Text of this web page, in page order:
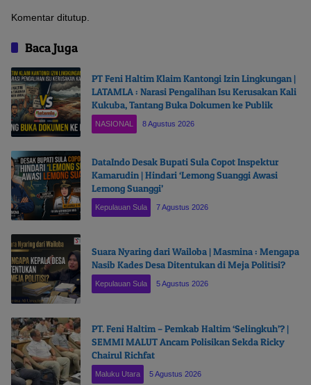
Komentar ditutup.
Baca Juga
PT Feni Haltim Klaim Kantongi Izin Lingkungan |
LATAMLA : Narasi Pengalihan Isu Kerusakan Kali
Kukuba, Tantang Buka Dokumen ke Publik
NASIONAL 8 Agustus 2026
DataIndo Desak Bupati Sula Copot Inspektur
Kamarudin | Hindari ‘Lemong Suanggi Awasi
Lemong Suanggi’
Kepulauan Sula 7 Agustus 2026
Suara Nyaring dari Wailoba | Masmina : Mengapa
Nasib Kades Desa Ditentukan di Meja Politisi?
Kepulauan Sula 5 Agustus 2026
PT. Feni Haltim – Pemkab Haltim ‘Selingkuh’? |
SEMMI MALUT Ancam Polisikan Sekda Ricky
Chairul Richfat
Maluku Utara 5 Agustus 2026